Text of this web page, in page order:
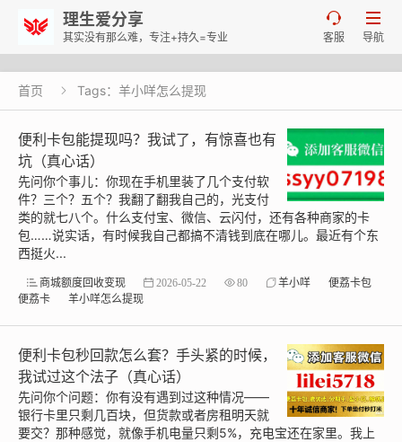
理生爱分享
其实没有那么难，专注+持久=专业

导航

客服
首页  Tags：羊小咩怎么提现
便利卡包能提现吗？我试了，有惊喜也有
坑（真心话）
先问你个事儿：你现在手机里装了几个支付软
件？三个？五个？我翻了翻我自己的，光支付
类的就七八个。什么支付宝、微信、云闪付，还有各种商家的卡
包……说实话，有时候我自己都搞不清钱到底在哪儿。最近有个东
西挺火...
商城额度回收变现 2026-05-22 80 羊小咩
便荔卡包
便荔卡
羊小咩怎么提现
便利卡包秒回款怎么套？手头紧的时候，
我试过这个法子（真心话）
先问你个问题：你有没有遇到过这种情况——
银行卡里只剩几百块，但货款或者房租明天就
要交？那种感觉，就像手机电量只剩5%，充电宝还在家里。我上